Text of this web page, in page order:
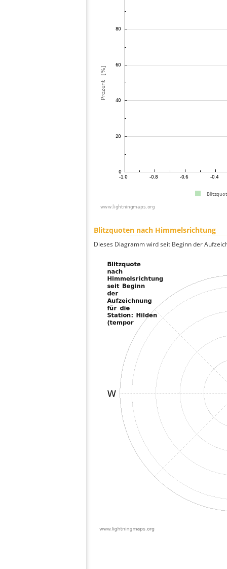
Blitzquoten nach Himmelsrichtung
Dieses Diagramm wird seit Beginn der